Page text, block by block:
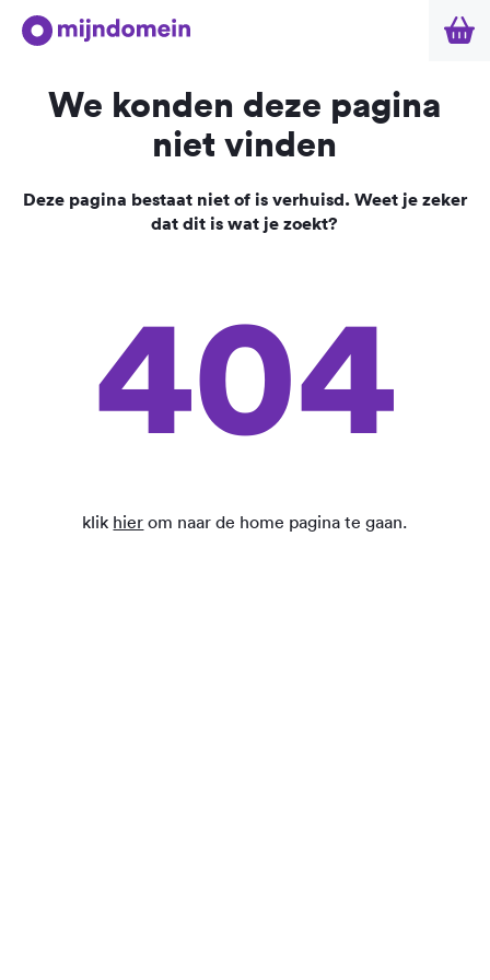
We konden deze pagina
niet vinden
Deze pagina bestaat niet of is verhuisd. Weet je zeker
dat dit is wat je zoekt?
404
klik hier om naar de home pagina te gaan.